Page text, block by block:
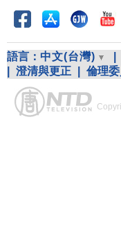
語言： 中文(台灣)
澄清與更正 倫理